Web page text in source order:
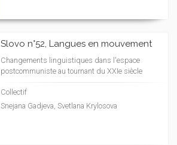
Slovo n°52, Langues en mouvement
Changements linguistiques dans l'espace
postcommuniste au tournant du XXIe siècle
Collectif
Snejana Gadjeva, Svetlana Krylosova